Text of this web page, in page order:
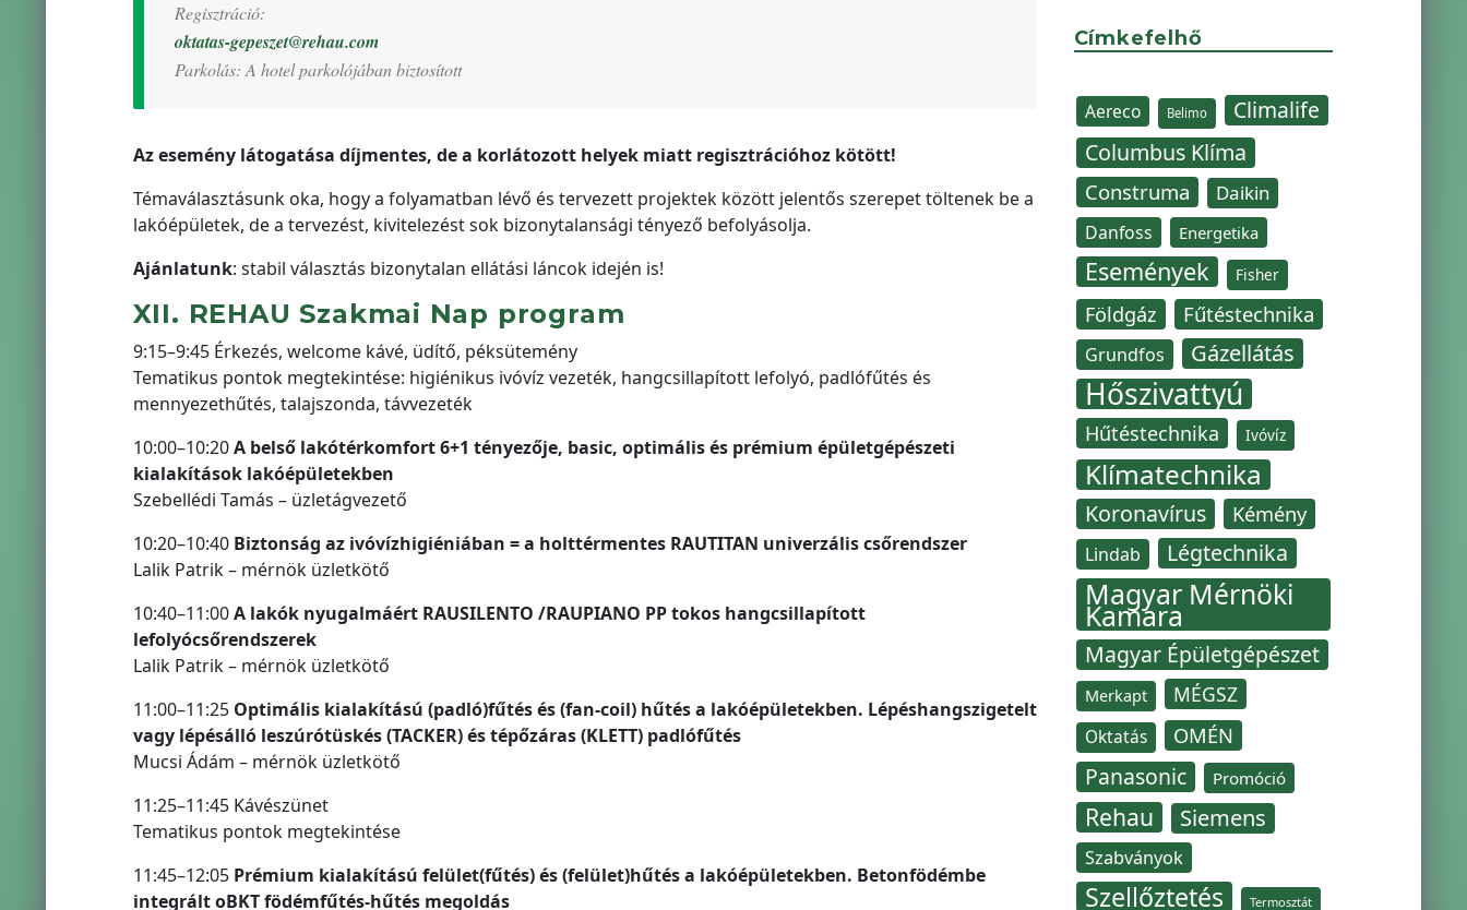
Regisztráció:
oktatas-gepeszet@rehau.com
Parkolás: A hotel parkolójában biztosított
Az esemény látogatása díjmentes, de a korlátozott helyek miatt regisztrációhoz kötött!
Témaválasztásunk oka, hogy a folyamatban lévő és tervezett projektek között jelentős szerepet töltenek be a
lakóépületek, de a tervezést, kivitelezést sok bizonytalansági tényező befolyásolja.
Ajánlatunk: stabil választás bizonytalan ellátási láncok idején is!
XII. REHAU Szakmai Nap program
9:15–9:45 Érkezés, welcome kávé, üdítő, péksütemény
Tematikus pontok megtekintése: higiénikus ivóvíz vezeték, hangcsillapított lefolyó, padlófűtés és
mennyezethűtés, talajszonda, távvezeték
10:00–10:20A belső lakótérkomfort 6+1 tényezője, basic, optimális és prémium épületgépészeti
kialakítások lakóépületekben
Szebellédi Tamás – üzletágvezető
10:20–10:40 Biztonság az ivóvízhigiéniában = a holttérmentes RAUTITAN univerzális csőrendszer
Lalik Patrik – mérnök üzletkötő
10:40–11:00A lakók nyugalmáért RAUSILENTO /RAUPIANO PP tokos hangcsillapított
lefolyócsőrendszerek
Lalik Patrik – mérnök üzletkötő
11:00–11:25 Optimális kialakítású (padló)fűtés és (fan-coil) hűtés a lakóépületekben. Lépéshangszigetelt
vagy lépésálló leszúrótüskés (TACKER) és tépőzáras (KLETT) padlófűtés
Mucsi Ádám – mérnök üzletkötő
11:25–11:45 Kávészünet
Tematikus pontok megtekintése
11:45–12:05 Prémium kialakítású felület(fűtés) és (felület)hűtés a lakóépületekben. Betonfödémbe
integrált oBKT födémfűtés-hűtés megoldás
Címkefelhő
Aereco Belimo
Climalife
Columbus Klíma
Construma Daikin
Danfoss Energetika
Események Fisher
Földgáz Fűtéstechnika
Grundfos Gázellátás
Hőszivattyú
Hűtéstechnika Ivóvíz
Klímatechnika
Koronavírus Kémény
Lindab Légtechnika
Magyar Mérnöki
Kamara
Magyar Épületgépészet
Merkapt MÉGSZ
Oktatás OMÉN
Panasonic Promóció
Rehau Siemens
Szabványok
Szellőztetés Termosztát